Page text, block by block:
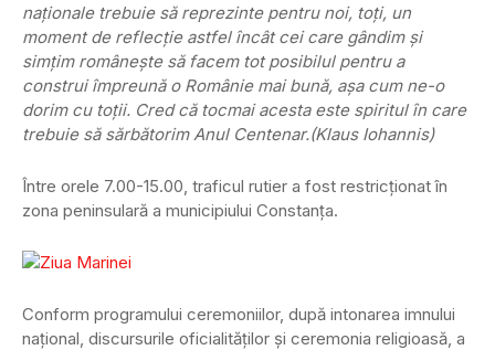
naţionale trebuie să reprezinte pentru noi, toţi, un
moment de reflecţie astfel încât cei care gândim şi
simţim româneşte să facem tot posibilul pentru a
construi împreună o Românie mai bună, aşa cum ne-o
dorim cu toţii. Cred că tocmai acesta este spiritul în care
trebuie să sărbătorim Anul Centenar.(Klaus Iohannis)
Între orele 7.00-15.00, traficul rutier a fost restricţionat în
zona peninsulară a municipiului Constanţa.
Conform programului ceremoniilor, după intonarea imnului
naţional, discursurile oficialităţilor şi ceremonia religioasă, a